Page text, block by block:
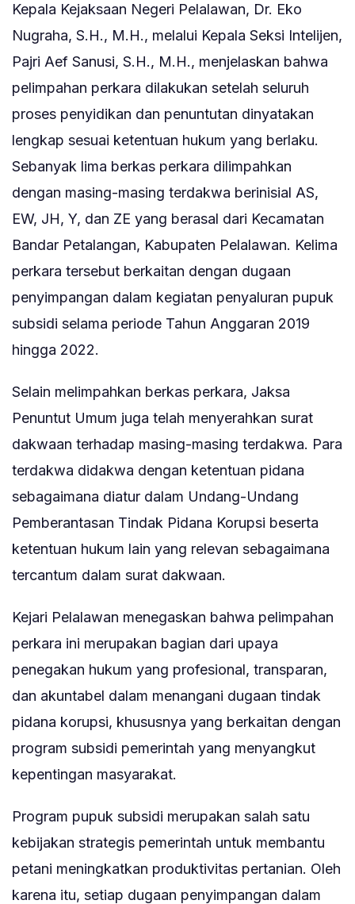
Kepala Kejaksaan Negeri Pelalawan, Dr. Eko
Nugraha, S.H., M.H., melalui Kepala Seksi Intelijen,
Pajri Aef Sanusi, S.H., M.H., menjelaskan bahwa
pelimpahan perkara dilakukan setelah seluruh
proses penyidikan dan penuntutan dinyatakan
lengkap sesuai ketentuan hukum yang berlaku.
Sebanyak lima berkas perkara dilimpahkan
dengan masing-masing terdakwa berinisial AS,
EW, JH, Y, dan ZE yang berasal dari Kecamatan
Bandar Petalangan, Kabupaten Pelalawan. Kelima
perkara tersebut berkaitan dengan dugaan
penyimpangan dalam kegiatan penyaluran pupuk
subsidi selama periode Tahun Anggaran 2019
hingga 2022.
Selain melimpahkan berkas perkara, Jaksa
Penuntut Umum juga telah menyerahkan surat
dakwaan terhadap masing-masing terdakwa. Para
terdakwa didakwa dengan ketentuan pidana
sebagaimana diatur dalam Undang-Undang
Pemberantasan Tindak Pidana Korupsi beserta
ketentuan hukum lain yang relevan sebagaimana
tercantum dalam surat dakwaan.
Kejari Pelalawan menegaskan bahwa pelimpahan
perkara ini merupakan bagian dari upaya
penegakan hukum yang profesional, transparan,
dan akuntabel dalam menangani dugaan tindak
pidana korupsi, khususnya yang berkaitan dengan
program subsidi pemerintah yang menyangkut
kepentingan masyarakat.
Program pupuk subsidi merupakan salah satu
kebijakan strategis pemerintah untuk membantu
petani meningkatkan produktivitas pertanian. Oleh
karena itu, setiap dugaan penyimpangan dalam